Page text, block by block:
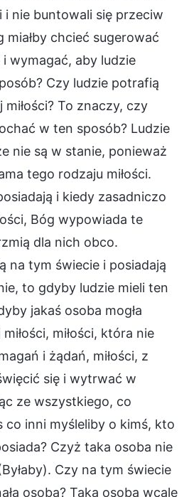
i nie buntowali się przeciw
miałby chcieć sugerować
wymagać, aby ludzie
Czy ludzie potrafią
To znaczy, czy
w ten sposób? Ludzie
nie są w stanie, ponieważ
tego rodzaju miłości.
i kiedy zasadniczo
Bóg wypowiada te
dla nich obco.
na tym świecie i posiadają
to gdyby ludzie mieli ten
jakaś osoba mogła
miłości, która nie
i żądań, miłości, z
się i wytrwać w
ze wszystkiego, co
co inni myśleliby o kimś, kto
Czyż taka osoba nie
Czy na tym świecie
osoba? Taka osoba wcale